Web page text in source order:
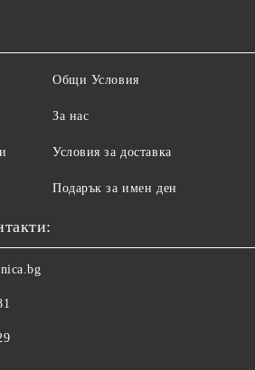
Общи Условия
За нас
Условия за доставка
Подарък за имен ден